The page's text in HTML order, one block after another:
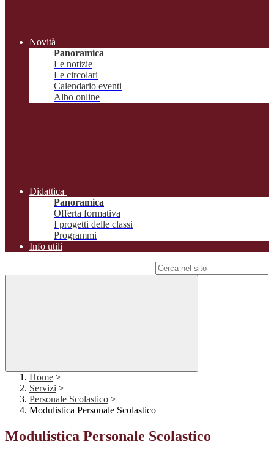
Novità
Panoramica
Le notizie
Le circolari
Calendario eventi
Albo online
Didattica
Panoramica
Offerta formativa
I progetti delle classi
Programmi
Info utili
Home >
Servizi >
Personale Scolastico >
Modulistica Personale Scolastico
Modulistica Personale Scolastico